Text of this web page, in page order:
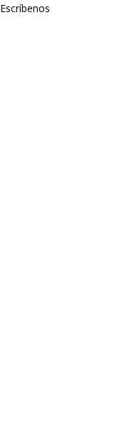
Escríbenos